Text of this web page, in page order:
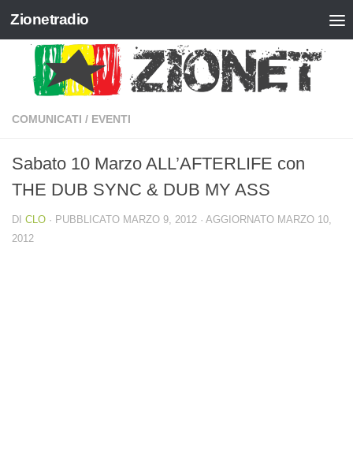
Salta al contenuto
Zionetradio
COMUNICATI / EVENTI
Sabato 10 Marzo ALL’AFTERLIFE con
THE DUB SYNC & DUB MY ASS
DI CLO · PUBBLICATO MARZO 9, 2012 · AGGIORNATO MARZO 10,
2012